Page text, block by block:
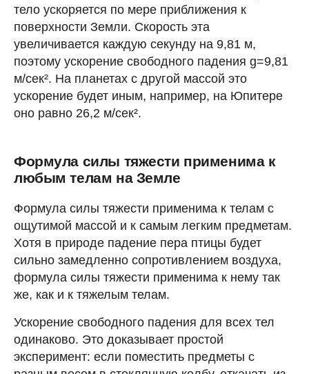
тело ускоряется по мере приближения к
поверхности Земли. Скорость эта
увеличивается каждую секунду на 9,81 м,
поэтому ускорение свободного падения g=9,81
м/сек². На планетах с другой массой это
ускорение будет иным, например, на Юпитере
оно равно 26,2 м/сек².
Формула силы тяжести применима к
любым телам на Земле
Формула силы тяжести применима к телам с
ощутимой массой и к самым легким предметам.
Хотя в природе падение пера птицы будет
сильно замедленно сопротивлением воздуха,
формула силы тяжести применима к нему так
же, как и к тяжелым телам.
Ускорение свободного падения для всех тел
одинаково. Это доказывает простой
эксперимент: если поместить предметы с